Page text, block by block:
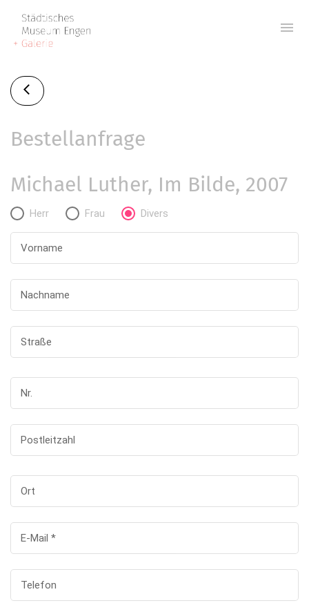
menu
Bestellanfrage
Michael Luther, Im Bilde, 2007
Herr Frau Divers
Vorname
Nachname
Straße
Nr.
Postleitzahl
Ort
E-Mail *
Telefon